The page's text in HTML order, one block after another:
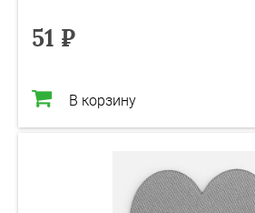
51 ₽
В корзину